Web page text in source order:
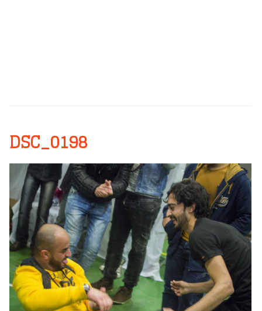
DSC_0198